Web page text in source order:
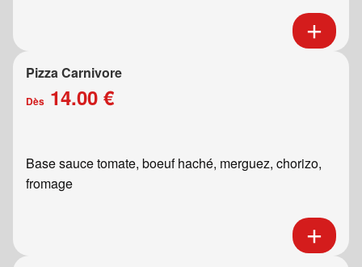
Pizza Carnivore
Dès 14.00 €
Base sauce tomate, boeuf haché, merguez, chorizo,
fromage